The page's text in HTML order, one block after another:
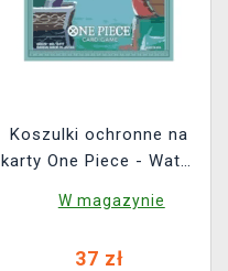
Koszulki ochronne na
karty One Piece - Water
Vol. 7) (70 szt.)
W magazynie
37 zł